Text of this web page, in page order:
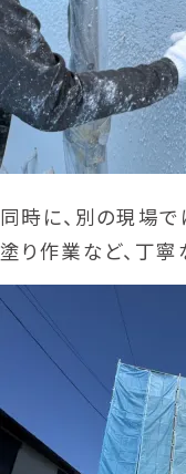
同時に、別の現場
塗り作業など、丁